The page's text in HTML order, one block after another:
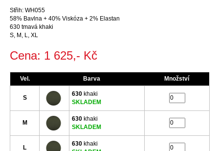
Střih: WH055
58% Bavlna + 40% Viskóza + 2% Elastan
630 tmavá khaki
S, M, L, XL
Cena: 1 625,- Kč
Vel. Barva Množství
S
630 khaki
SKLADEM
M
630 khaki
SKLADEM
L
630 khaki